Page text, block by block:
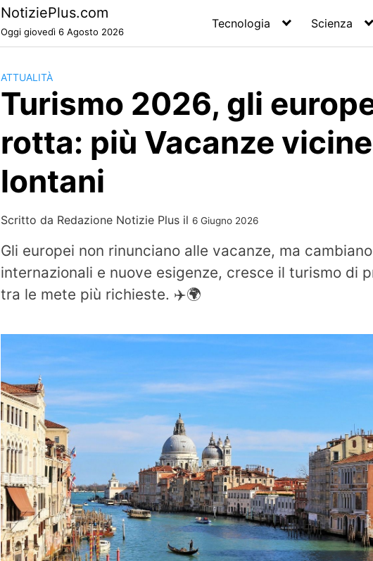
NotiziePlus.com
Oggi giovedì 6 Agosto 2026
Tecnologia Scienza
ATTUALITÀ
Turismo 2026, gli
rotta: più Vacanze
lontani
Scritto da Redazione Notizie Plus il 6 Giugno 2026
Gli europei non rinunciano alle vacanze, ma
internazionali e nuove esigenze, cresce il turismo di
tra le mete più richieste. ✈️🌍